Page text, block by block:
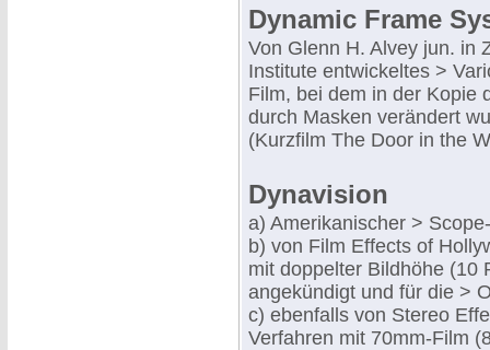
Dynamic Frame
Von Glenn H. Alvey jun. in
Institute entwickeltes >
Film, bei dem in der Kopie
durch Masken verändert
(Kurzfilm The Door in the
Dynavision
a) Amerikanischer >
b) von Film Effects of
mit doppelter Bildhöhe (10
angekündigt und für die >
c) ebenfalls von Stereo
Verfahren mit 70mm-Film